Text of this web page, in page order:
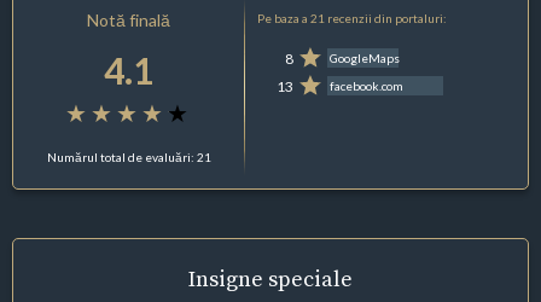
Notă finală
4.1
Numărul total de evaluări: 21
Pe baza a 21 recenzii din portaluri:
8 GoogleMaps
13 facebook.com
Insigne speciale